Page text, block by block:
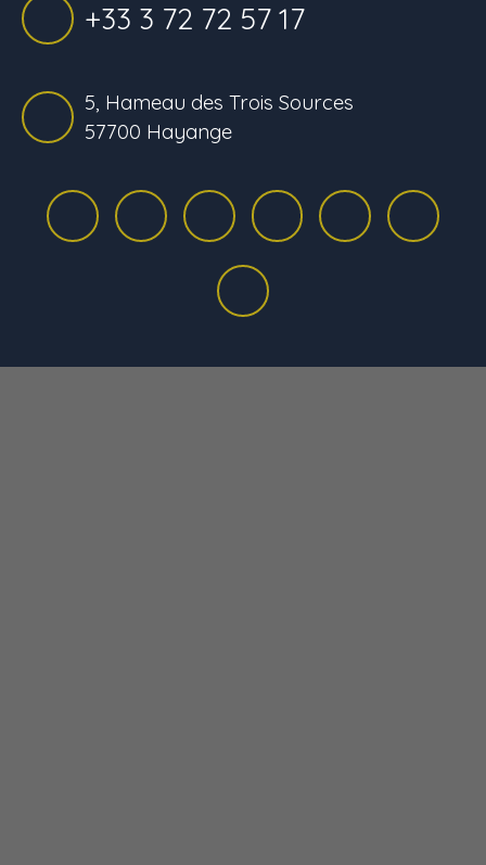
+33 3 72 72 57 17
5, Hameau des Trois Sources
57700 Hayange